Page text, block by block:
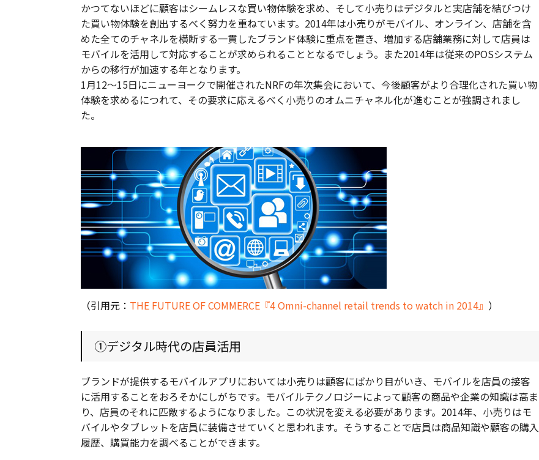
かつてないほどに顧客はシームレスな買い物体験を求め、そして小売りはデジタルと実店舗を結びつけ
た買い物体験を創出するべく努力を重ねています。2014年は小売りがモバイル、オンライン、店舗を含
めた全てのチャネルを横断する一貫したブランド体験に重点を置き、増加する店舗業務に対して店員は
モバイルを活用して対応することが求められることとなるでしょう。また2014年は従来のPOSシステム
からの移行が加速する年となります。
1月12～15日にニューヨークで開催されたNRFの年次集会において、今後顧客がより合理化された買い物
体験を求めるにつれて、その要求に応えるべく小売りのオムニチャネル化が進むことが強調されまし
た。
（引用元： THE FUTURE OF COMMERCE『4 Omni-channel retail trends to watch in 2014』 ）
①デジタル時代の店員活用
ブランドが提供するモバイルアプリにおいては小売りは顧客にばかり目がいき、モバイルを店員の接客
に活用することをおろそかにしがちです。モバイルテクノロジーによって顧客の商品や企業の知識は高ま
り、店員のそれに匹敵するようになりました。この状況を変える必要があります。2014年、小売りはモ
バイルやタブレットを店員に装備させていくと思われます。そうすることで店員は商品知識や顧客の購入
履歴、購買能力を調べることができます。